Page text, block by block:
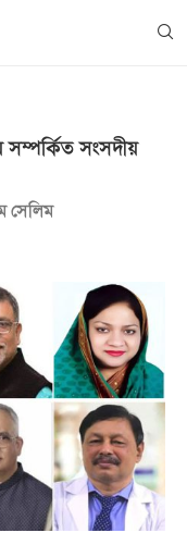
সম্পর্কিত সংসদীয়
সেলিম